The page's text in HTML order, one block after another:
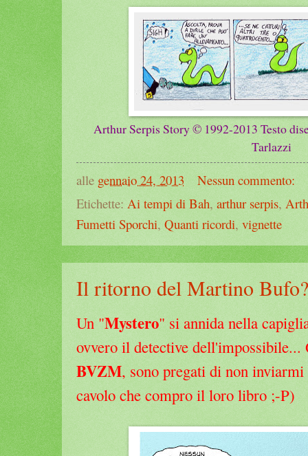
Arthur Serpis Story © 1992-2013 Testo
Tarlazzi
alle gennaio 24, 2013
Nessun commento:
Etichette: Ai tempi di Bah, arthur serpis,
Fumetti Sporchi, Quanti ricordi, vignette
Il ritorno del Martino
Un "Mystero" si annida nella
ovvero il detective
BVZM, sono pregati di non
cavolo che compro il loro libro ;-P)